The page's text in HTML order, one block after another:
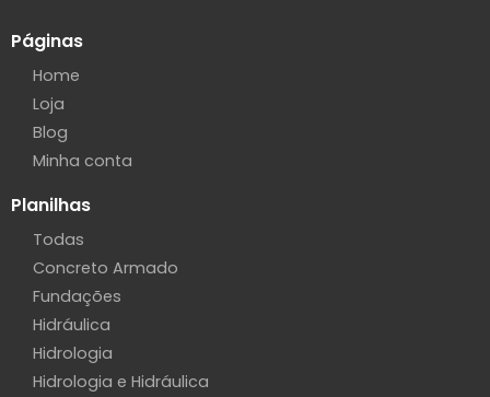
Páginas
Home
Loja
Blog
Minha conta
Planilhas
Todas
Concreto Armado
Fundações
Hidráulica
Hidrologia
Hidrologia e Hidráulica